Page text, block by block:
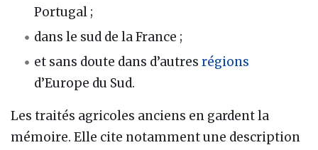
Portugal ;
dans le sud de la France ;
et sans doute dans d’autresrégions
d’Europe du Sud.
Les traités agricoles anciens en gardent la
mémoire. Elle cite notamment une description